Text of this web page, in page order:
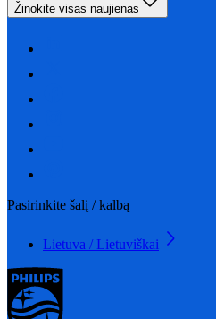
Žinokite visas naujienas
Pasirinkite šalį / kalbą
Lietuva / Lietuviškai